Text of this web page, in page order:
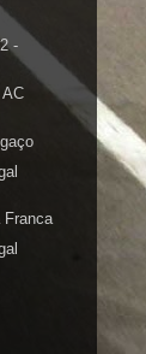
-
Franca